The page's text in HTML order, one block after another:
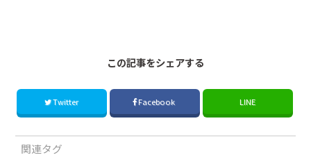
この記事をシェアする
Twitter Facebook LINE
関連タグ